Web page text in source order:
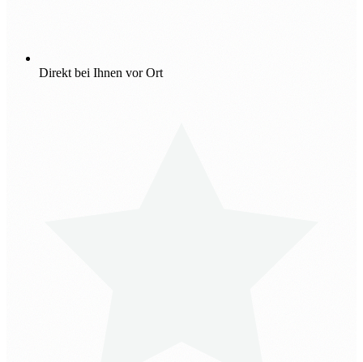
Direkt bei Ihnen vor Ort